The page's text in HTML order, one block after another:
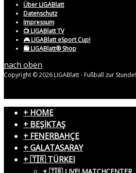
Über LIGABlatt
Datenschutz
Impressum
📺 LIGABlatt TV
🎮 LIGABlatt eSport Cup!
🛍️ LIGABlatt® Shop
nach oben
Copyright © 2026 LIGABlatt - Fußball zur Stunde!
+ HOME
+ BEŞİKTAŞ
+ FENERBAHÇE
+ GALATASARAY
+ 🇹🇷 TÜRKEI